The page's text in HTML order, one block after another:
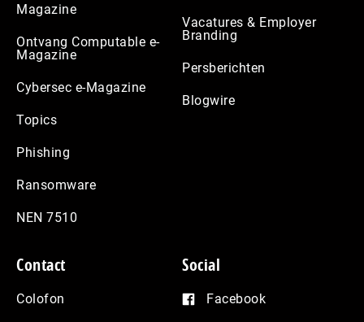
Magazine
Ontvang Computable e-
Magazine
Cybersec e-Magazine
Topics
Phishing
Ransomware
NEN 7510
Vacatures & Employer
Branding
Persberichten
Blogwire
Contact
Colofon
Social
Facebook